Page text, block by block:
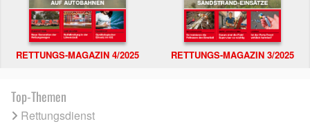
RETTUNGS-MAGAZIN 4/2025 RETTUNGS-MAGAZIN 3/2025
Top-Themen
Rettungsdienst